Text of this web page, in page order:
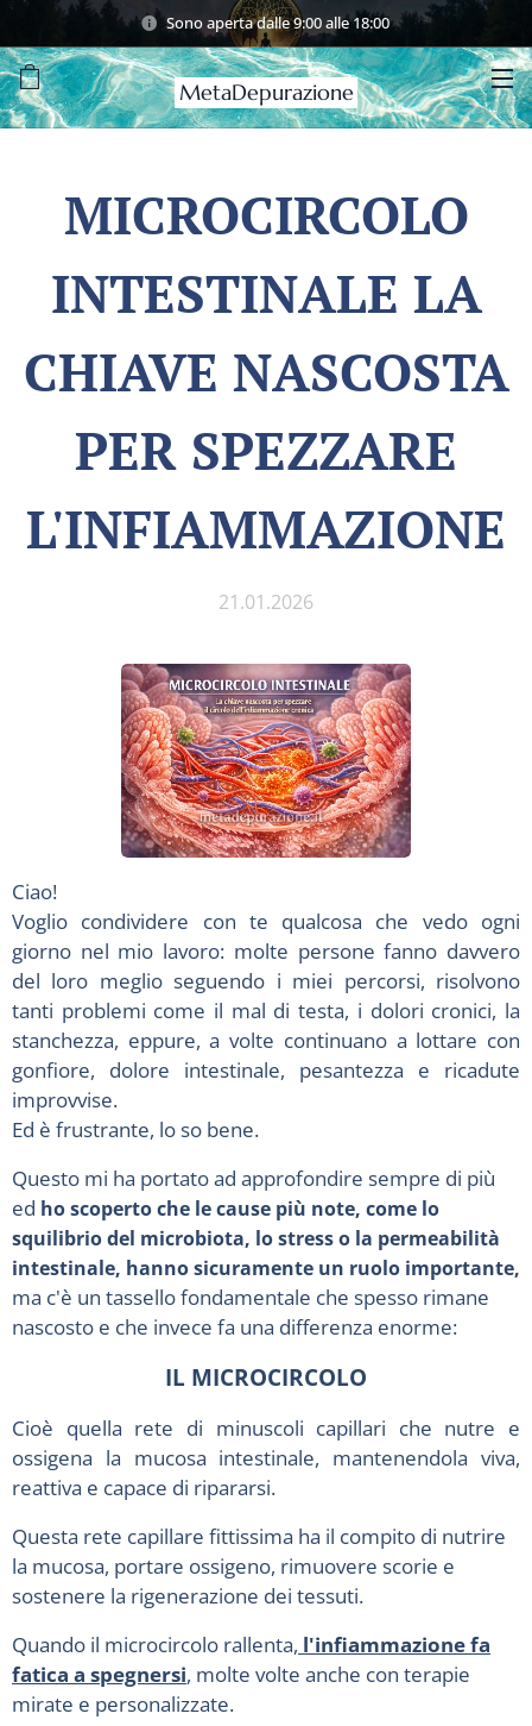
Sono aperta dalle 9:00 alle 18:00
MetaDepurazione
MICROCIRCOLO
INTESTINALE LA
CHIAVE NASCOSTA
PER SPEZZARE
L'INFIAMMAZIONE
21.01.2026
Ciao!
Voglio condividere con te qualcosa che vedo ogni
giorno nel mio lavoro: molte persone fanno davvero
del loro meglio seguendo i miei percorsi, risolvono
tanti problemi come il mal di testa, i dolori cronici, la
stanchezza, eppure, a volte continuano a lottare con
gonfiore, dolore intestinale, pesantezza e ricadute
improvvise.
Ed è frustrante, lo so bene.
Questo mi ha portato ad approfondire sempre di più
ed ho scoperto che le cause più note, come lo
squilibrio del microbiota, lo stress o la permeabilità
intestinale, hanno sicuramente un ruolo importante,
ma c'è un tassello fondamentale che spesso rimane
nascosto e che invece fa una differenza enorme:
IL MICROCIRCOLO
Cioè quella rete di minuscoli capillari che nutre e
ossigena la mucosa intestinale, mantenendola viva,
reattiva e capace di ripararsi.
Questa rete capillare fittissima ha il compito di nutrire
la mucosa, portare ossigeno, rimuovere scorie e
sostenere la rigenerazione dei tessuti.
Quando il microcircolo rallenta, l'infiammazione fa
fatica a spegnersi, molte volte anche con terapie
mirate e personalizzate.